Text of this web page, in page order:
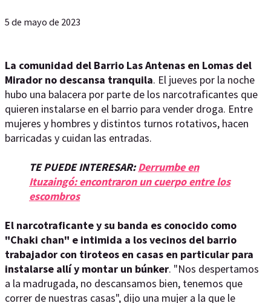
5 de mayo de 2023
La comunidad del Barrio Las Antenas en Lomas del
Mirador no descansa tranquila. El jueves por la noche
hubo una balacera por parte de los narcotraficantes que
quieren instalarse en el barrio para vender droga. Entre
mujeres y hombres y distintos turnos rotativos, hacen
barricadas y cuidan las entradas.
TE PUEDE INTERESAR: Derrumbe en
Ituzaingó: encontraron un cuerpo entre los
escombros
El narcotraficante y su banda es conocido como
"Chaki chan" e intimida a los vecinos del barrio
trabajador con tiroteos en casas en particular para
instalarse allí y montar un búnker. "Nos despertamos
a la madrugada, no descansamos bien, tenemos que
correr de nuestras casas", dijo una mujer a la que le